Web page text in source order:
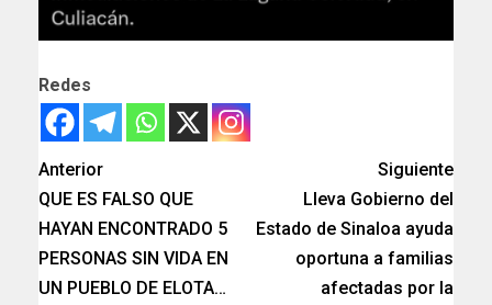
Redes
Anterior
QUE ES FALSO QUE
HAYAN ENCONTRADO 5
PERSONAS SIN VIDA EN
UN PUEBLO DE ELOTA…
Siguiente
Lleva Gobierno del
Estado de Sinaloa ayuda
oportuna a familias
afectadas por la